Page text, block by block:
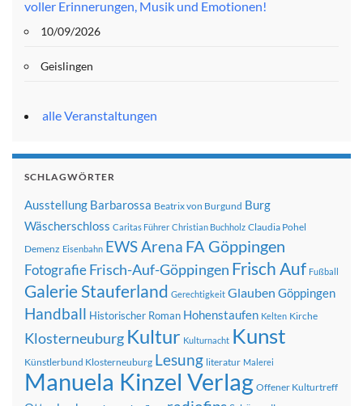
voller Erinnerungen, Musik und Emotionen!
10/09/2026
Geislingen
alle Veranstaltungen
SCHLAGWÖRTER
Ausstellung Barbarossa Beatrix von Burgund Burg
Wäscherschloss Caritas Führer Christian Buchholz Claudia Pohel
Demenz Eisenbahn EWS Arena FA Göppingen
FotografieFrisch-Auf-Göppingen Frisch Auf Fußball
Galerie Stauferland Gerechtigkeit Glauben Göppingen
Handball Historischer Roman Hohenstaufen Kelten Kirche
Klosterneuburg Kultur Kulturnacht Kunst
Künstlerbund Klosterneuburg Lesung literatur Malerei
Manuela Kinzel Verlag Offener Kulturtreff